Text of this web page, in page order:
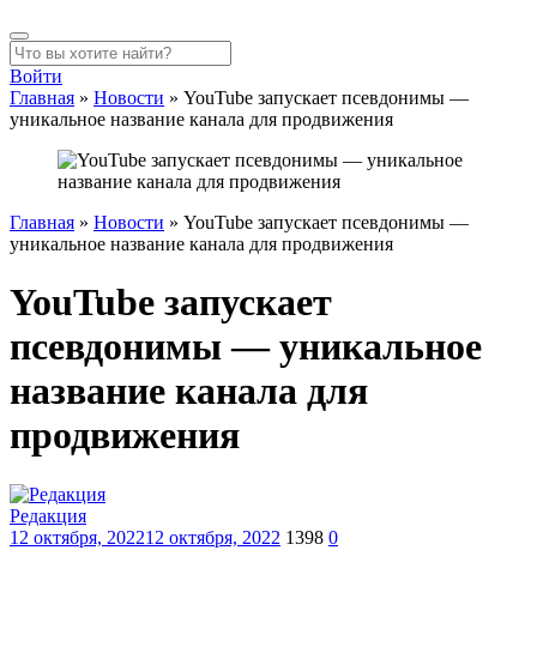
Войти
Главная » Новости » YouTube запускает псевдонимы —
уникальное название канала для продвижения
Главная » Новости » YouTube запускает псевдонимы —
уникальное название канала для продвижения
YouTube запускает
псевдонимы — уникальное
название канала для
продвижения
Редакция
12 октября, 202212 октября, 2022 1398 0